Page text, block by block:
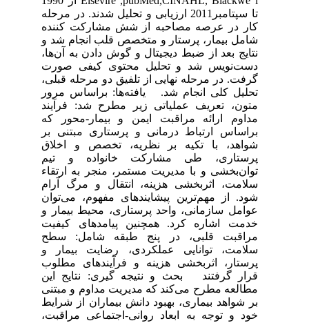
تا سپتامبر2011 ارزیابی و تحلیل شدند. در مرحله
کار در عرصه مصاحبه از شش مشارکت کننده
شامل بیمار، پرستار و متخصص قلب انجام شد و
نتایج بعد از ضبط دیجیتال و گوش دادن به آن‌ها،
دست‌نویس شد و تحلیل محتوی کیفی صورت
گرفت. در مرحله نهایی از تلفیق دو مرحله قبلی،
تحلیل کلی انجام شد. یافته‌ها: براساس مرور
متون، تعریف عملیاتی زیر مطرح شد: فرآیند
مداوم ارائه مراقبت ایمن و بیمار-محور که
براساس ارتباط درمانی و پرستاری مبتنی بر
شواهد، با تکیه بر نظریه، تخصص و اخلاق
پرستاری، طی مشارکت خانواده و تیم
توان‌بخشی و با مدیریت مستمر، منجر به ارتقاء
سلامت، اثربخشی هزینه، انتقال و مرگ آرام
شود. از مهم‌ترین پیشایندهای مفهوم، می‌توان
عوامل سازمانی، واحد پرستاری، محیط بیمار و
خدمت اشاره کرد. همچنین پیامدهای کیفیت
مراقبت قلبی، در پنج طبقه شامل: سطح
سلامت، توانایی عملکردی، رضایت بیمار و
پرستار، اثربخشی هزینه و فرآیندهای مطلوب
قرار گرفتند بحث و نتیجه گیری: نتایج این
مطالعه مطرح می‌کند که مدیریت مداوم و مبتنی
بر شواهد بیماری، بهبود دانش بیماران از شرایط
خود و توجه به ابعاد روانی-اجتماعی مراقبت،